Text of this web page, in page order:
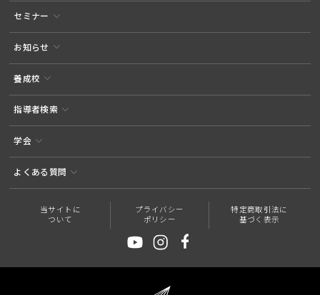
セミナー
お知らせ
養成校
指導者検索
学会
よくある質問
当サイトに
ついて
プライバシー
ポリシー
特定商取引法に
基づく表示